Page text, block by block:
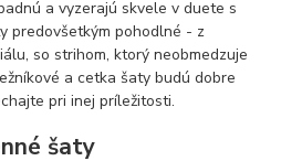
a vyzerajú skvele v duete s
predovšetkým pohodlné - z
so strihom, ktorý neobmedzuje
a cetka šaty budú dobre
pri inej príležitosti.
šaty